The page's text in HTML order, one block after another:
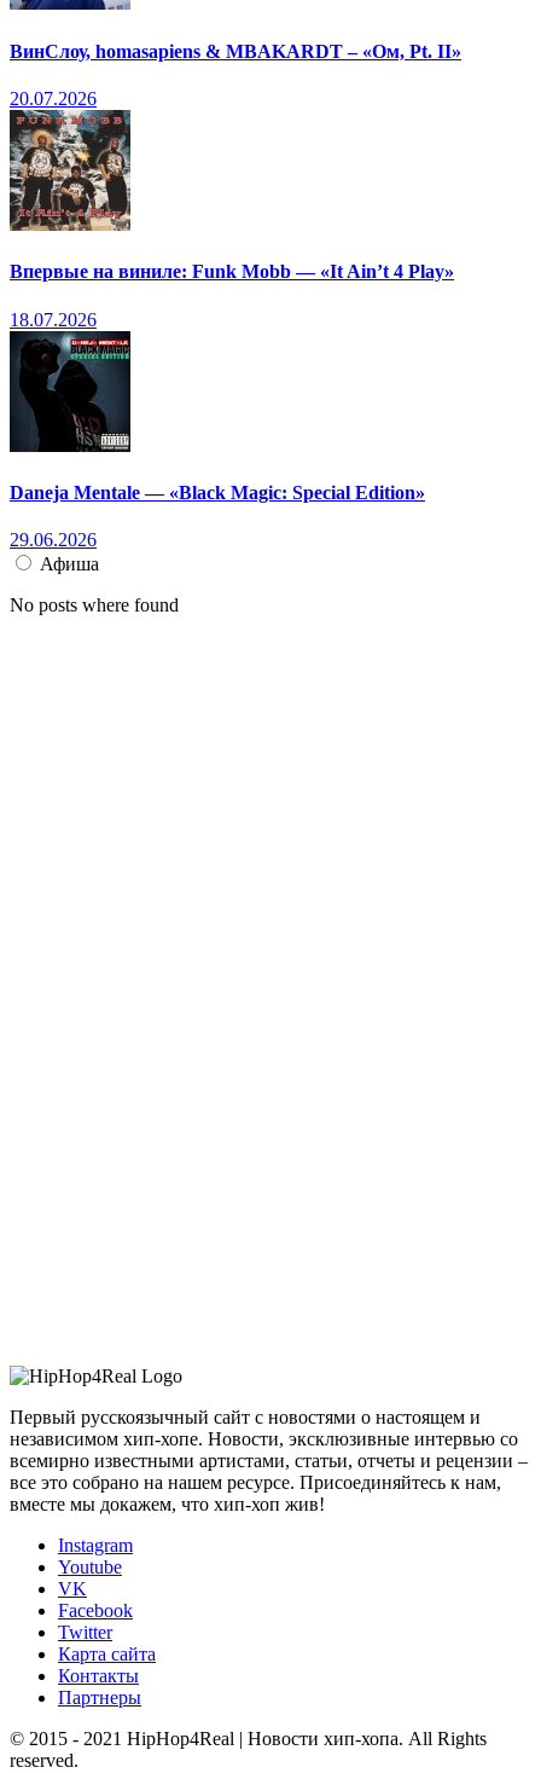
ВинСлоу, homasapiens & MBAKARDT – «Ом, Pt. II»
20.07.2026
Впервые на виниле: Funk Mobb — «It Ain’t 4 Play»
18.07.2026
Daneja Mentale — «Black Magic: Special Edition»
29.06.2026
Афиша
No posts where found
Первый русскоязычный сайт с новостями о настоящем и
независимом хип-хопе. Новости, эксклюзивные интервью со
всемирно известными артистами, статьи, отчеты и рецензии –
все это собрано на нашем ресурсе. Присоединяйтесь к нам,
вместе мы докажем, что хип-хоп жив!
Instagram
Youtube
VK
Facebook
Twitter
Карта сайта
Контакты
Партнеры
© 2015 - 2021 HipHop4Real | Новости хип-хопа. All Rights
reserved.